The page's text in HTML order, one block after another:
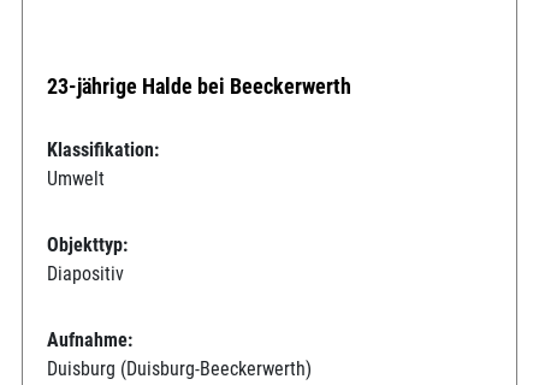
23-jährige Halde bei Beeckerwerth
Klassifikation:
Umwelt
Objekttyp:
Diapositiv
Aufnahme:
Duisburg (Duisburg-Beeckerwerth)